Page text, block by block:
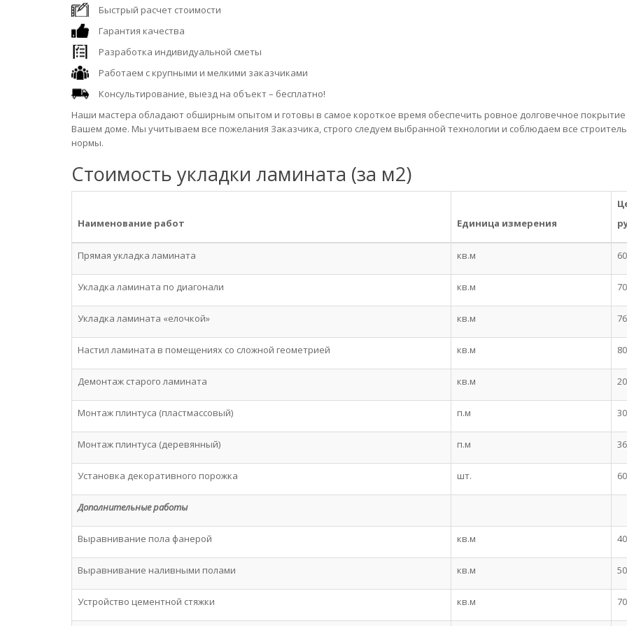
Быстрый расчет стоимости
Гарантия качества
Разработка индивидуальной сметы
Работаем с крупными и мелкими заказчиками
Консультирование, выезд на объект – бесплатно!
Наши мастера обладают обширным опытом и готовы в самое короткое время обеспечить ровное долговечное покрытие
Вашем доме. Мы учитываем все пожелания Заказчика, строго следуем выбранной технологии и соблюдаем все
нормы.
Стоимость укладки ламината (за м2)
Наименование работ Единица измерения
Прямая укладка ламината кв.м
Укладка ламината по диагонали кв.м
Укладка ламината «елочкой» кв.м
Настил ламината в помещениях со сложной геометрией кв.м
Демонтаж старого ламината кв.м
Монтаж плинтуса (пластмассовый) п.м
Монтаж плинтуса (деревянный) п.м
Установка декоративного порожка шт.
Дополнительные работы
Выравнивание пола фанерой кв.м
Выравнивание наливными полами кв.м
Устройство цементной стяжки кв.м